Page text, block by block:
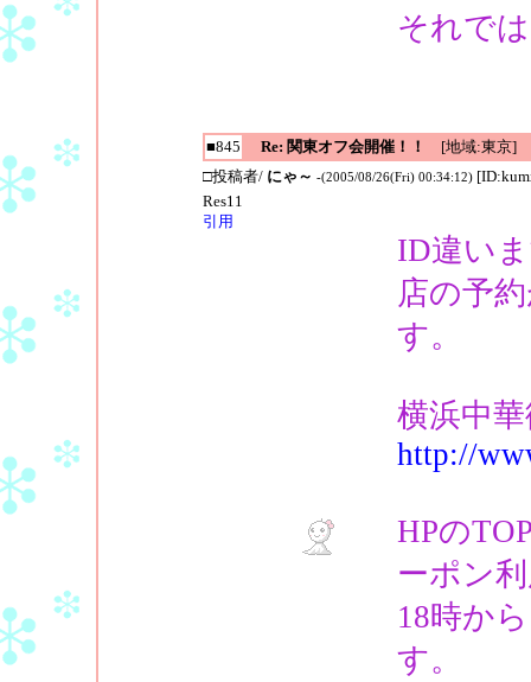
それで
■845 Re: 関東オフ会開催！！
[地域:東京]
□投稿者/ にゃ～ -(2005/08/26(Fri) 00:34:12)
Res11
引用
ID違い
店の予
す。
横浜中
http://
HPの
ーポン
18時か
す。